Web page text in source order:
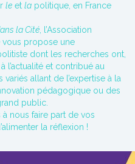
le et la politique, en France
la Cité , l’Association
vous propose une
dont les recherches ont,
l’actualité et contribué au
allant de l’expertise à la
pédagogique ou des
public.
à nous faire part de vos
la réflexion !